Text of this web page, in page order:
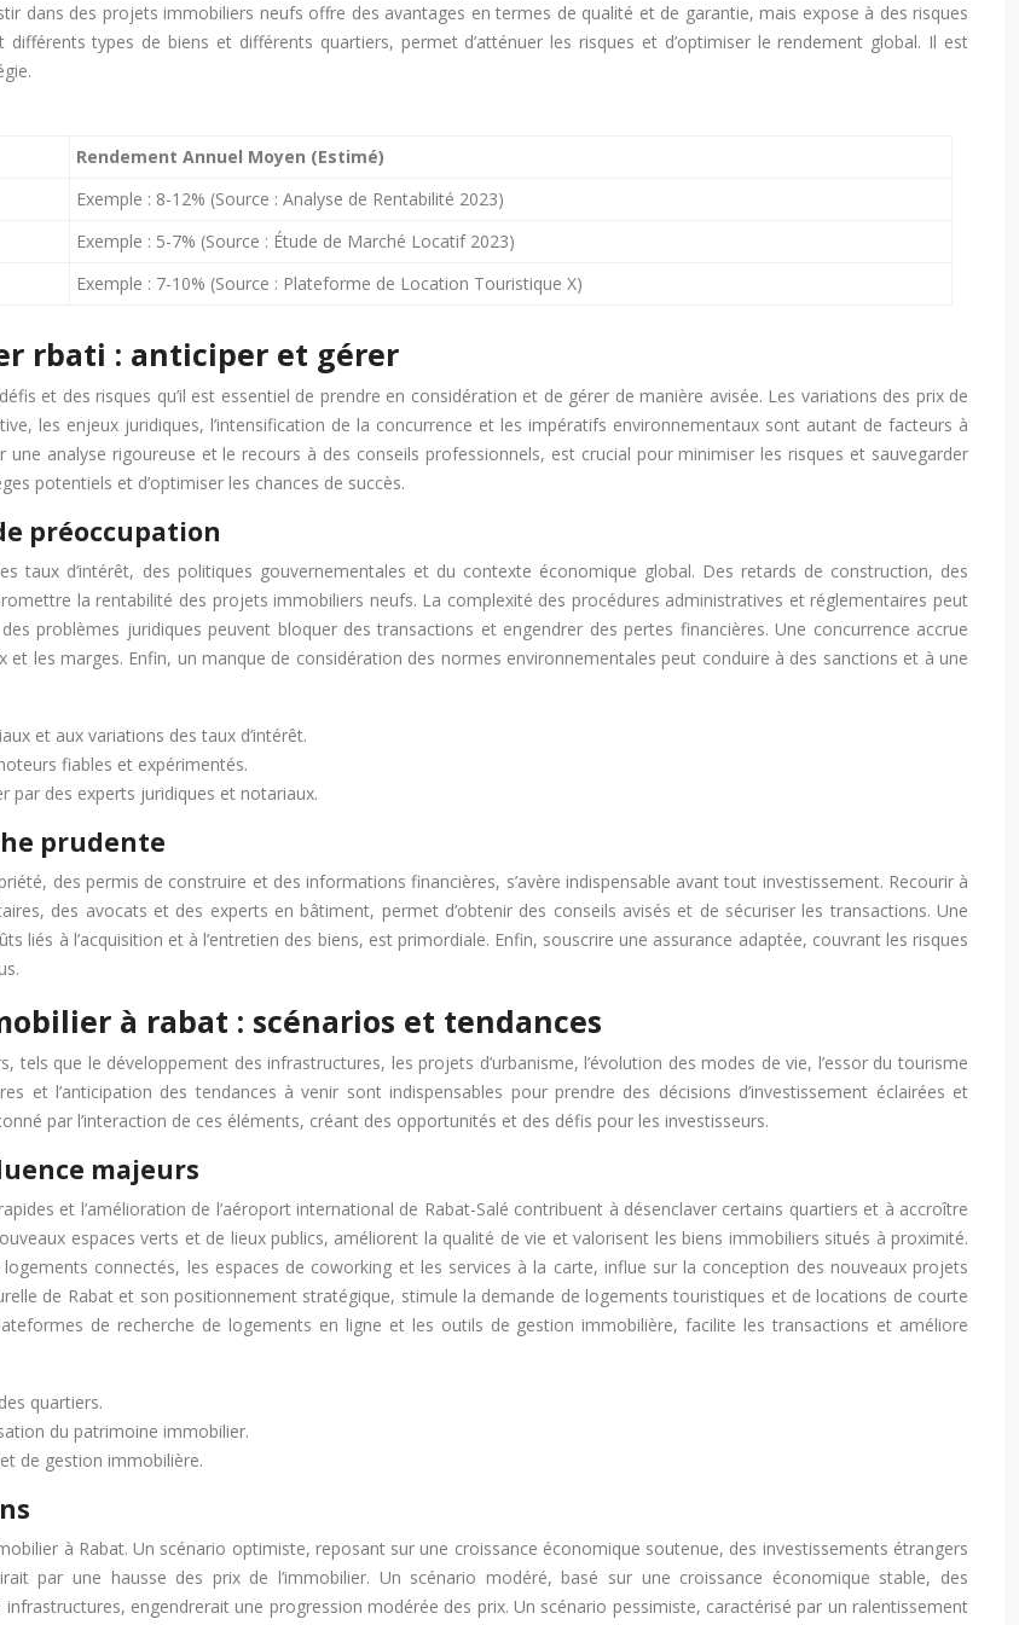
dans des projets immobiliers neufs offre des avantages en termes de qualité et de garantie, mais expose à des risques
types de biens et différents quartiers, permet d’atténuer les risques et d’optimiser le rendement global. Il est
Rendement Annuel Moyen (Estimé)
Exemple : 8-12% (Source : Analyse de Rentabilité 2023)
Exemple : 5-7% (Source : Étude de Marché Locatif 2023)
Exemple : 7-10% (Source : Plateforme de Location Touristique X)
rbati : anticiper et gérer
et des risques qu’il est essentiel de prendre en considération et de gérer de manière avisée. Les variations des prix de
les enjeux juridiques, l’intensification de la concurrence et les impératifs environnementaux sont autant de facteurs à
analyse rigoureuse et le recours à des conseils professionnels, est crucial pour minimiser les risques et sauvegarder
potentiels et d’optimiser les chances de succès.
préoccupation
taux d’intérêt, des politiques gouvernementales et du contexte économique global. Des retards de construction, des
la rentabilité des projets immobiliers neufs. La complexité des procédures administratives et réglementaires peut
problèmes juridiques peuvent bloquer des transactions et engendrer des pertes financières. Une concurrence accrue
les marges. Enfin, un manque de considération des normes environnementales peut conduire à des sanctions et à une
et aux variations des taux d’intérêt.
fiables et expérimentés.
par des experts juridiques et notariaux.
prudente
des permis de construire et des informations financières, s’avère indispensable avant tout investissement. Recourir à
des avocats et des experts en bâtiment, permet d’obtenir des conseils avisés et de sécuriser les transactions. Une
liés à l’acquisition et à l’entretien des biens, est primordiale. Enfin, souscrire une assurance adaptée, couvrant les risques
à rabat : scénarios et tendances
que le développement des infrastructures, les projets d’urbanisme, l’évolution des modes de vie, l’essor du tourisme
et l’anticipation des tendances à venir sont indispensables pour prendre des décisions d’investissement éclairées et
par l’interaction de ces éléments, créant des opportunités et des défis pour les investisseurs.
majeurs
et l’amélioration de l’aéroport international de Rabat-Salé contribuent à désenclaver certains quartiers et à accroître
espaces verts et de lieux publics, améliorent la qualité de vie et valorisent les biens immobiliers situés à proximité.
connectés, les espaces de coworking et les services à la carte, influe sur la conception des nouveaux projets
de Rabat et son positionnement stratégique, stimule la demande de logements touristiques et de locations de courte
de recherche de logements en ligne et les outils de gestion immobilière, facilite les transactions et améliore
quartiers.
du patrimoine immobilier.
de gestion immobilière.
à Rabat. Un scénario optimiste, reposant sur une croissance économique soutenue, des investissements étrangers
par une hausse des prix de l’immobilier. Un scénario modéré, basé sur une croissance économique stable, des
engendrerait une progression modérée des prix. Un scénario pessimiste, caractérisé par un ralentissement